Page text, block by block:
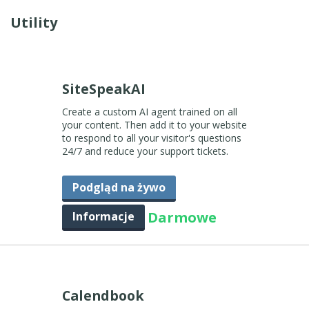
Utility
SiteSpeakAI
Create a custom AI agent trained on all
your content. Then add it to your website
to respond to all your visitor's questions
24/7 and reduce your support tickets.
Podgląd na żywo
Informacje
Darmowe
Calendbook